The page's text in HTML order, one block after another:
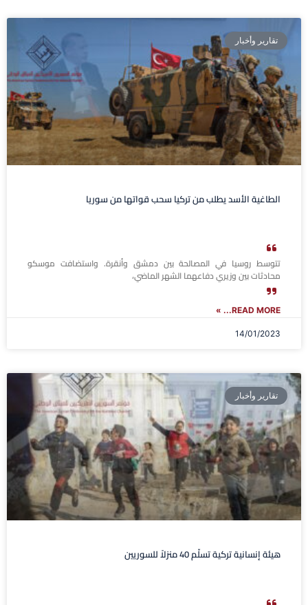
تقارير وأخبار
الطاغية الأسد يطلب من تركيا سحب قواتها من سوريا
تتوسط روسيا في المصالحة بين دمشق وأنقرة. واستضافت موسكو
محادثات بين وزيري دفاعهما الشهر الماضي،
READ MORE... »
14/01/2023
تقارير وأخبار
هيئة إنسانية تركية تسلّم 40 منزلاً للسوريين